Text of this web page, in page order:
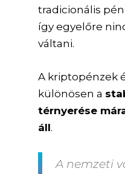
tradicionális
így egyelőre
váltani.
A kriptopénzek
különösen a
térnyerése
áll.
A nemzeti